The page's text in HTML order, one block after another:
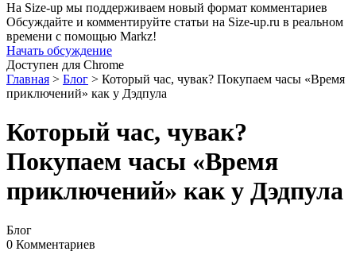
На Size-up мы поддерживаем новый формат комментариев
Обсуждайте и комментируйте статьи на Size-up.ru в реальном
времени с помощью Markz!
Начать обсуждение
Доступен для Chrome
Главная > Блог > Который час, чувак? Покупаем часы «Время
приключений» как у Дэдпула
Который час, чувак?
Покупаем часы «Время
приключений» как у Дэдпула
Блог
0 Комментариев